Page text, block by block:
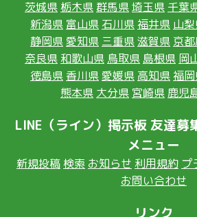
茨城県 栃木県群馬県埼玉県 千葉
新潟県 富山県 石川県福井県 山
静岡県愛知県 三重県滋賀県 京
奈良県 和歌山県 鳥取県 島根県 岡
徳島県 香川県愛媛県 高知県福
熊本県 大分県 宮崎県 鹿児
LINE（ライン）掲示板 友達募
メニュー
新規投稿 検索 お知らせ 利用規約 プ
お問い合わせ
リンク